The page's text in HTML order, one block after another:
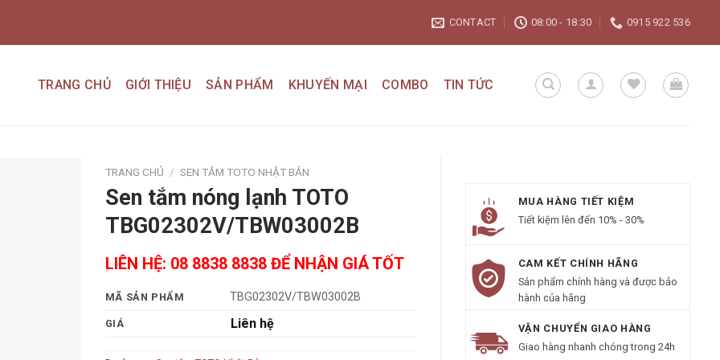
CONTACT 08:00 - 18:30 0915 922 536
TRANG CHỦ GIỚI THIỆU SẢN PHẨM KHUYẾN MẠI COMBO TIN TỨC
TRANG CHỦ / SEN TẮM TOTO NHẬT BẢN
Sen tắm nóng lạnh TOTO
TBG02302V/TBW03002B
LIÊN HỆ: 08 8838 8838 ĐỂ NHẬN GIÁ TỐT
MÃ SẢN PHẨM TBG02302V/TBW03002B
GIÁ Liên hệ
MUA HÀNG TIẾT KIỆM
Tiết kiệm lên đến 10% - 30%
CAM KẾT CHÍNH HÃNG
Sản phẩm chính hàng và được bảo
hành của hãng
VẬN CHUYỂN GIAO HÀNG
Giao hàng nhanh chóng trong 24h